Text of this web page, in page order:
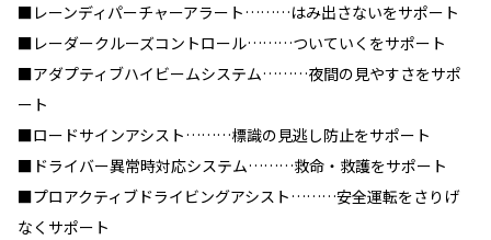
■レーンディパーチャーアラート………はみ出さないをサポート
■レーダークルーズコントロール………ついていくをサポート
■アダプティブハイビームシステム………夜間の見やすさをサポ
ート
■ロードサインアシスト………標識の見逃し防止をサポート
■ドライバー異常時対応システム………救命・救護をサポート
■プロアクティブドライビングアシスト………安全運転をさりげ
なくサポート